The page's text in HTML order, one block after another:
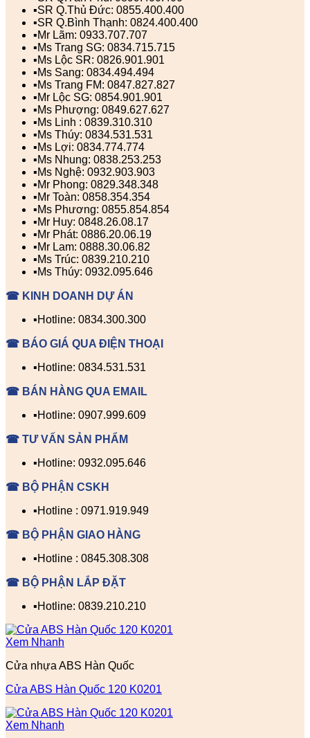
▪️SR Q.Thủ Đức: 0855.400.400
▪️SR Q.Bình Thạnh: 0824.400.400
▪️Mr Lãm: 0933.707.707
▪️Ms Trang SG: 0834.715.715
▪️Ms Lộc SR: 0826.901.901
▪️Ms Sang: 0834.494.494
▪️Ms Trang FM: 0847.827.827
▪️Mr Lộc SG: 0854.901.901
▪️Ms Phượng: 0849.627.627
▪️Ms Linh : 0839.310.310
▪️Ms Thúy: 0834.531.531
▪️Ms Lợi: 0834.774.774
▪️Ms Nhung: 0838.253.253
▪️Ms Nghệ: 0932.903.903
▪️Mr Phong: 0829.348.348
▪️Mr Toàn: 0858.354.354
▪️Ms Phương: 0855.854.854
▪️Mr Huy: 0848.26.08.17
▪️Mr Phát: 0886.20.06.19
▪️Mr Lam: 0888.30.06.82
▪️Ms Trúc: 0839.210.210
▪️Ms Thúy: 0932.095.646
☎ KINH DOANH DỰ ÁN
▪️Hotline: 0834.300.300
☎ BÁO GIÁ QUA ĐIỆN THOẠI
▪️Hotline: 0834.531.531
☎ BÁN HÀNG QUA EMAIL
▪️Hotline: 0907.999.609
☎ TƯ VẤN SẢN PHẨM
▪️Hotline: 0932.095.646
☎ BỘ PHẬN CSKH
▪️Hotline : 0971.919.949
☎ BỘ PHẬN GIAO HÀNG
▪️Hotline : 0845.308.308
☎ BỘ PHẬN LẮP ĐẶT
▪️Hotline: 0839.210.210
Xem Nhanh
Cửa nhựa ABS Hàn Quốc
Cửa ABS Hàn Quốc 120 K0201
Xem Nhanh